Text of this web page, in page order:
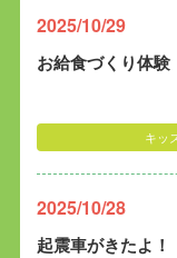
2025/10/29
お給食づくり体験
キッ
2025/10/28
起震車がきたよ！